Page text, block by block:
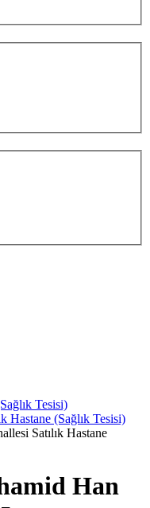
Tesisi)
Hastane (Sağlık Tesisi)
Satılık Hastane
Han